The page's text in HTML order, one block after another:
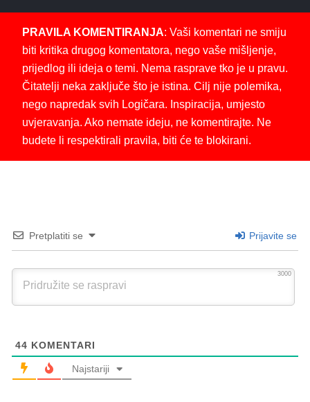
PRAVILA KOMENTIRANJA: Vaši komentari ne smiju
biti kritika drugog komentatora, nego vaše mišljenje,
prijedlog ili ideja o temi. Nema rasprave tko je u pravu.
Čitatelji neka zaključe što je istina. Cilj nije polemika,
nego napredak svih Logičara. Inspiracija, umjesto
uvjeravanja. Ako nemate ideju, ne komentirajte. Ne
budete li respektirali pravila, biti će te blokirani.
Pretplatiti se Prijavite se
3000
44 KOMENTARI
Najstariji